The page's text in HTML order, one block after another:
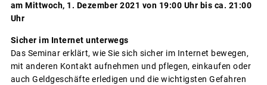
am Mittwoch, 1. Dezember 2021 von 19:00 Uhr bis ca. 21:00
Uhr
Sicher im Internet unterwegs
Das Seminar erklärt, wie Sie sich sicher im Internet bewegen,
mit anderen Kontakt aufnehmen und pflegen, einkaufen oder
auch Geldgeschäfte erledigen und die wichtigsten Gefahren